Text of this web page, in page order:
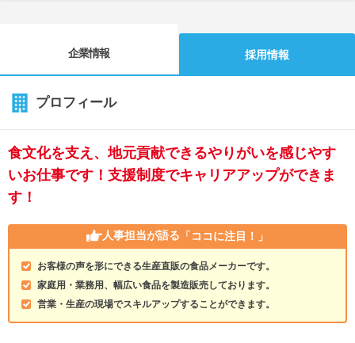
企業情報 採用情報
プロフィール
食文化を支え、地元貢献できるやりがいを感じやす
いお仕事です！支援制度でキャリアアップができま
す！
人事担当が語る 「ココに注目！」
お客様の声を形にできる生産直販の食品メーカーです。
家庭用・業務用、幅広い食品を製造販売しております。
営業・生産の現場でスキルアップすることができます。